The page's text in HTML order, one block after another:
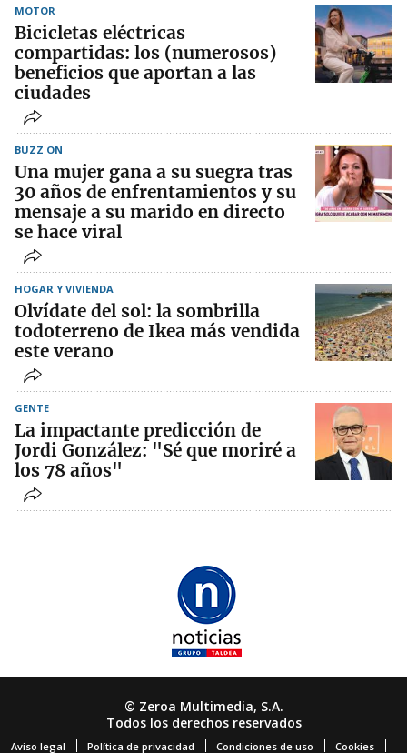
MOTOR
Bicicletas eléctricas
compartidas: los (numerosos)
beneficios que aportan a las
ciudades
BUZZ ON
Una mujer gana a su suegra tras
30 años de enfrentamientos y su
mensaje a su marido en directo
se hace viral
HOGAR Y VIVIENDA
Olvídate del sol: la sombrilla
todoterreno de Ikea más vendida
este verano
GENTE
La impactante predicción de
Jordi González: "Sé que moriré a
los 78 años"
© Zeroa Multimedia, S.A.
Todos los derechos reservados
Aviso legal Política de privacidad Condiciones de uso Cookies